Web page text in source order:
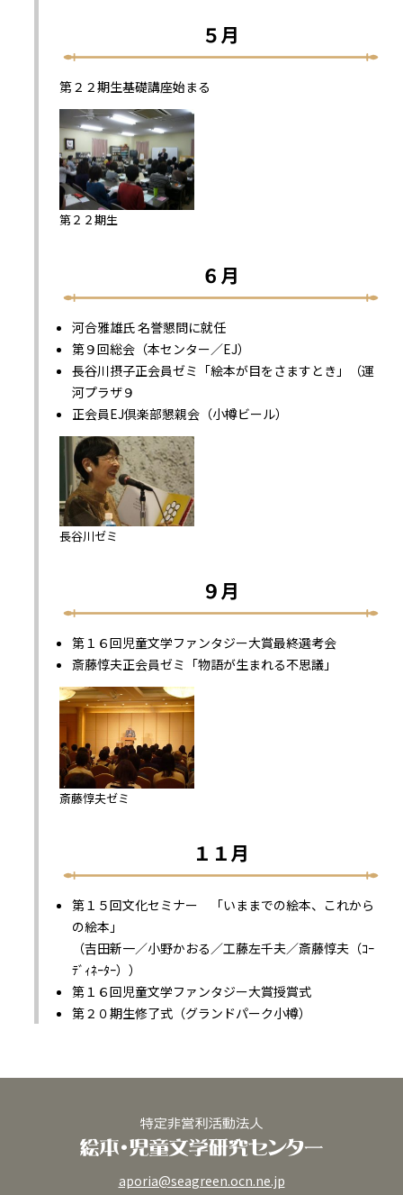
５月
第２２期生基礎講座始まる
第２２期生
６月
河合雅雄氏 名誉懇問に就任
第９回総会（本センター／EJ）
長谷川摂子正会員ゼミ「絵本が目をさますとき」（運
河プラザ９
正会員EJ倶楽部懇親会（小樽ビール）
長谷川ゼミ
９月
第１６回児童文学ファンタジー大賞最終選考会
斎藤惇夫正会員ゼミ「物語が生まれる不思議」
斎藤惇夫ゼミ
１１月
第１５回文化セミナー 「いままでの絵本、これから
の絵本」
（吉田新一／小野かおる／工藤左千夫／斎藤惇夫（ｺｰ
ﾃﾞｨﾈｰﾀｰ））
第１６回児童文学ファンタジー大賞授賞式
第２０期生修了式（グランドパーク小樽）
aporia@seagreen.ocn.ne.jp